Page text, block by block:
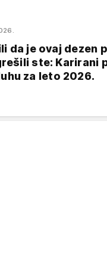
da je ovaj dezen
ste: Karirani
za leto 2026.